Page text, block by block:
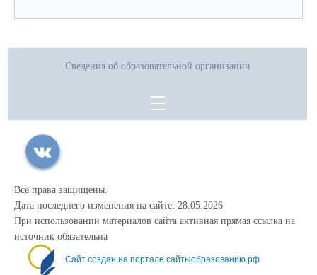
Сведения об образовательной организации
Все права защищены.
Дата последнего изменения на сайте: 28.05.2026
При использовании материалов сайта активная прямая ссылка на
источник обязательна
Сайт создан на портале сайтыобразованию.рф